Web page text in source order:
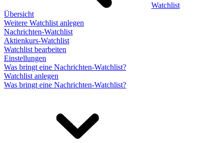
Watchlist
Übersicht
Weitere Watchlist anlegen
Nachrichten-Watchlist
Aktienkurs-Watchlist
Watchlist bearbeiten
Einstellungen
Was bringt eine Nachrichten-Watchlist?
Watchlist anlegen
Was bringt eine Nachrichten-Watchlist?